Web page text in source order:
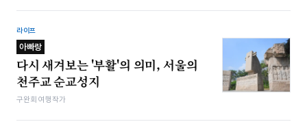
라이프
아빠랑
다시 새겨보는 '부활'의 의미, 서울의
천주교 순교성지
구완회 여행작가